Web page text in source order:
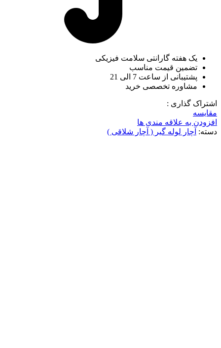
یک هفته گارانتی سلامت فیزیکی
تضمین قیمت مناسب
پشتیبانی از ساعت 7 الی 21
مشاوره تخصصی خرید
اشتراک گذاری :
مقایسه
افزودن به علاقه مندی ها
دسته: آچار لوله گیر ( آچار شلاقی )